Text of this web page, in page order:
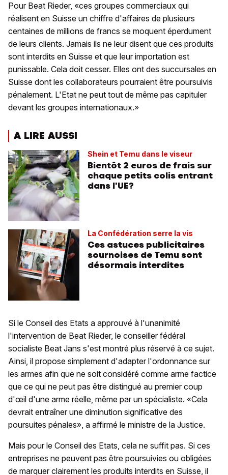
Pour Beat Rieder, «ces groupes commerciaux qui
réalisent en Suisse un chiffre d'affaires de plusieurs
centaines de millions de francs se moquent éperdument
de leurs clients. Jamais ils ne leur disent que ces produits
sont interdits en Suisse et que leur importation est
punissable. Cela doit cesser. Elles ont des succursales en
Suisse dont les collaborateurs pourraient être poursuivis
pénalement. L'Etat ne peut tout de même pas capituler
devant les groupes internationaux.»
A LIRE AUSSI
Shein et Temu dans le viseur
Bientôt 2 euros de frais sur
chaque petits colis entrant
dans l'UE?
La Confédération serre la vis
Ces astuces publicitaires
sournoises de Temu sont
désormais interdites
Si le Conseil des Etats a approuvé à l'unanimité
l'intervention de Beat Rieder, le conseiller fédéral
socialiste Beat Jans s'est montré plus réservé à ce sujet.
Ainsi, il propose simplement d'adapter l'ordonnance sur
les armes afin que ne soit considéré comme arme factice
que ce qui ne peut pas être distingué au premier coup
d'œil d'une arme réelle, même par un spécialiste. «Cela
devrait entraîner une diminution significative des
poursuites pénales», a affirmé le ministre de la Justice.
Mais pour le Conseil des Etats, cela ne suffit pas. Si ces
entreprises ne peuvent pas être poursuivies ou obligées
de marquer clairement les produits interdits en Suisse, il